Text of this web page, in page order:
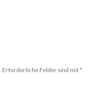
Erforderliche Felder sind mit*